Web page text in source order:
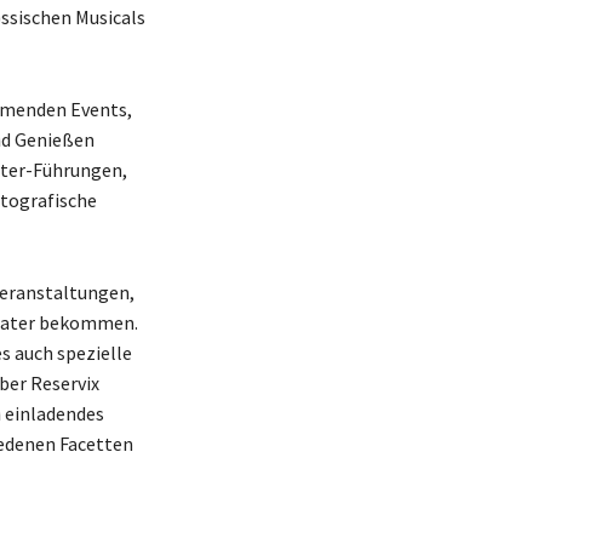
Musicals
Events,
Genießen
Führungen,
bekommen.
auch spezielle
Reservix
Facetten